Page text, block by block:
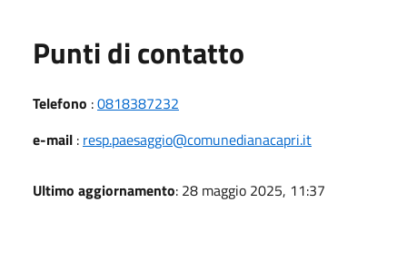
Punti di contatto
Telefono :0818387232
e-mail : resp.paesaggio@comunedianacapri.it
Ultimo aggiornamento: 28 maggio 2025, 11:37